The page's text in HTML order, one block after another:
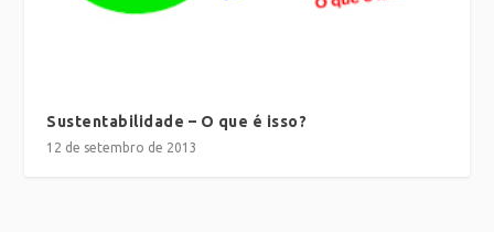
Sustentabilidade – O que é isso?
12 de setembro de 2013